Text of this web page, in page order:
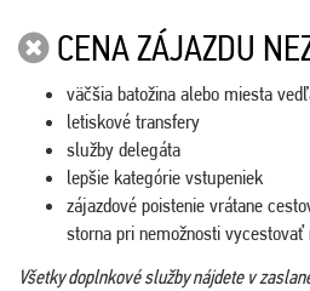
CENA ZÁJAZDU
väčšia batožina alebo miesta
letiskové transfery
služby delegáta
lepšie kategórie vstupeniek
zájazdové poistenie vrátane
storna pri nemožnosti vycestovať
Všetky doplnkové služby nájdete v